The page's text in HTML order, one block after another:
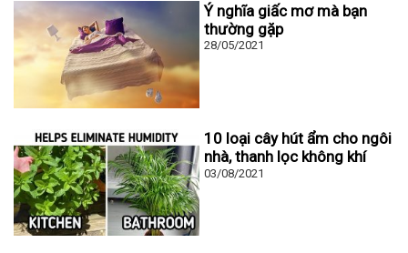
Ý nghĩa giấc mơ mà bạn
thường gặp
28/05/2021
10 loại cây hút ẩm cho ngôi
nhà, thanh lọc không khí
03/08/2021